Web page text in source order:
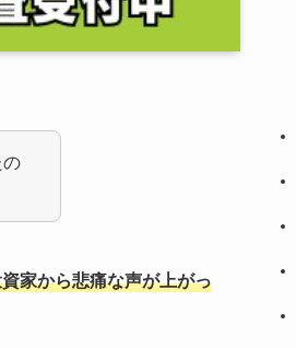
の
家から悲痛な声が上がっ